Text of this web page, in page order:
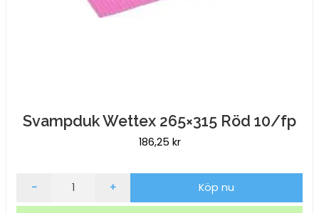
Svampduk Wettex 265×315 Röd 10/fp
186,25 kr
Svampduk
- + Köp nu